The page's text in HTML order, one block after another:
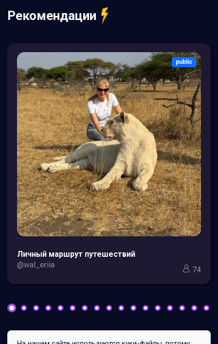
Рекомендации
public
Личный маршрут путешествий
@wal_eriia
74